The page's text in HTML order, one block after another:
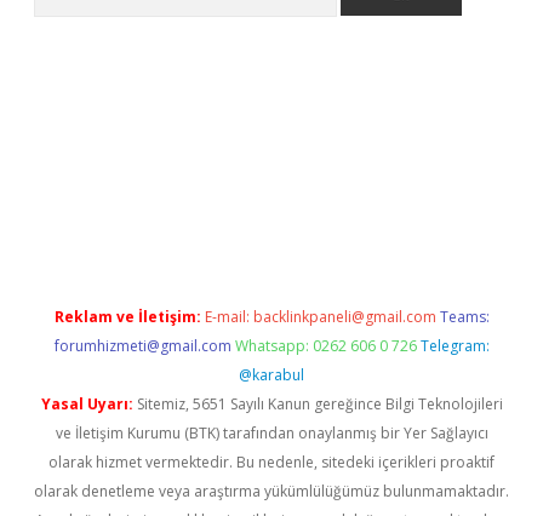
Reklam ve İletişim: E-mail: backlinkpaneli@gmail.com Teams:
forumhizmeti@gmail.com Whatsapp: 0262 606 0 726 Telegram:
@karabul
Yasal Uyarı: Sitemiz, 5651 Sayılı Kanun gereğince Bilgi Teknolojileri
ve İletişim Kurumu (BTK) tarafından onaylanmış bir Yer Sağlayıcı
olarak hizmet vermektedir. Bu nedenle, sitedeki içerikleri proaktif
olarak denetleme veya araştırma yükümlülüğümüz bulunmamaktadır.